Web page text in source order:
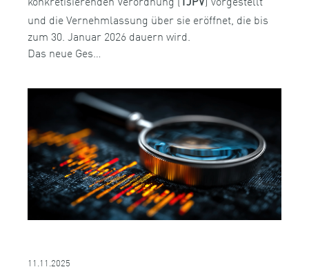
TJPV
und die Vernehmlassung über sie eröffnet, die bis
zum 30. Januar 2026 dauern wird.
Das neue Ges…
11.11.2025